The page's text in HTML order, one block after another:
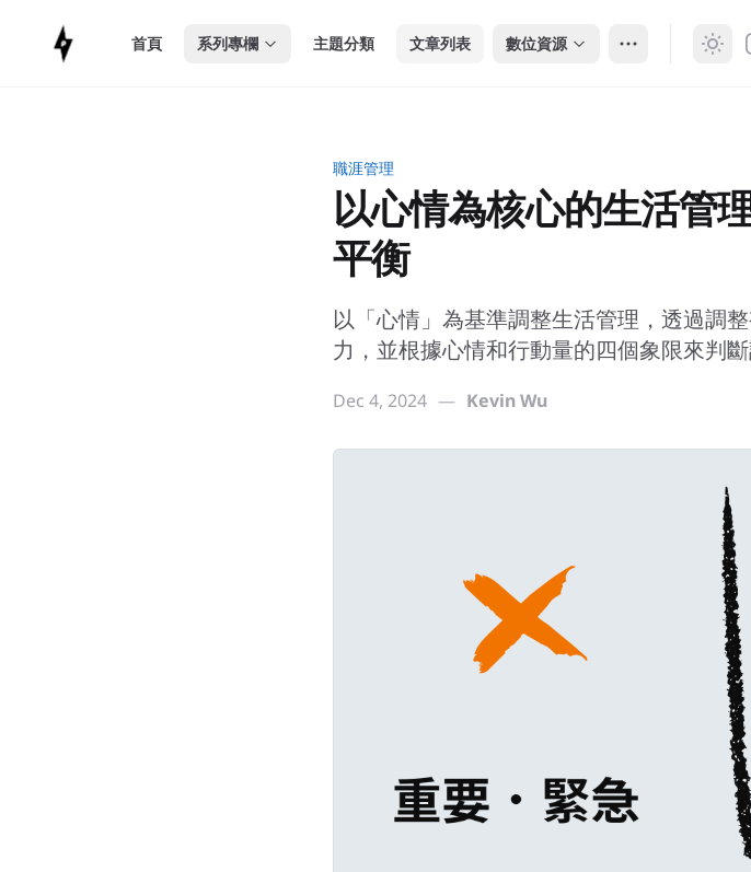
content
首頁
系列專欄 主題分類 文章列表 數位資源
職涯管理
以心情為核心的生活管
平衡
以「心情」為基準調整生活管理，透過調
力，並根據心情和行動量的四個象限來判
Dec 4, 2024 — Kevin Wu